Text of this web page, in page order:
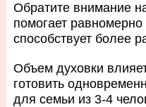
Обратите внимание
помогает
способствует более
Объем духовки
готовить
для семьи из 3-4